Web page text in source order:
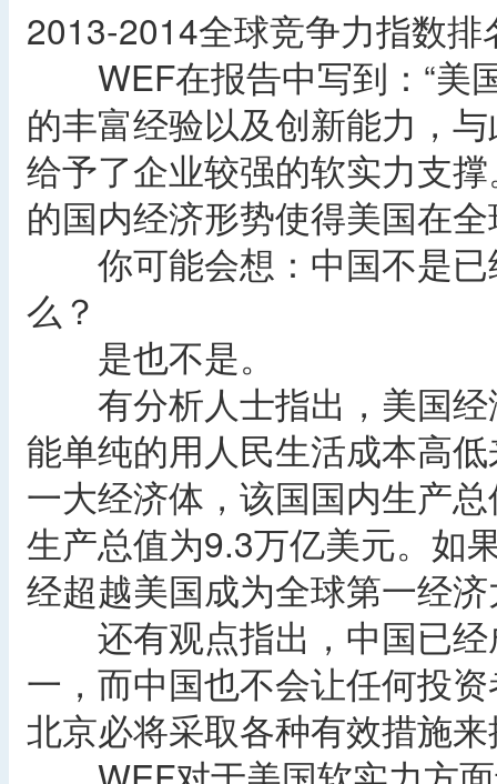
2013-2014全球竞争力指数
WEF在报告中写到：“美
的丰富经验以及创新能力，
给予了企业较强的软实力支
的国内经济形势使得美国在
你可能会想：中国不是已
么？
是也不是。
有分析人士指出，美国经
能单纯的用人民生活成本高
一大经济体，该国国内生产
生产总值为9.3万亿美元。如
经超越美国成为全球第一经
还有观点指出，中国已经
一，而中国也不会让任何投
北京必将采取各种有效措施